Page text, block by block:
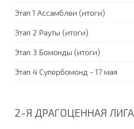
Этап 1 Ассамблеи (итоги)
Этап 2 Рауты (итоги)
Этап 3 Бомонды (итоги)
Этап 4 Супербомонд - 17 мая
2-Я ДРАГОЦЕННАЯ ЛИГА